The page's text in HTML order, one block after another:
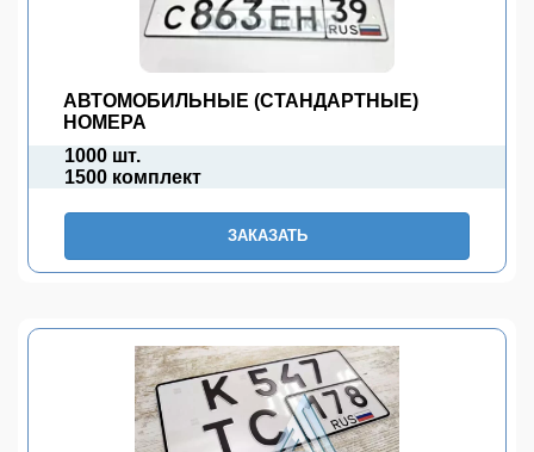
АВТОМОБИЛЬНЫЕ (СТАНДАРТНЫЕ)
НОМЕРА
1000 шт.
1500 комплект
ЗАКАЗАТЬ